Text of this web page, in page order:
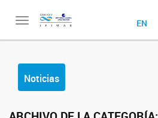
Toggle
EN
Noticias